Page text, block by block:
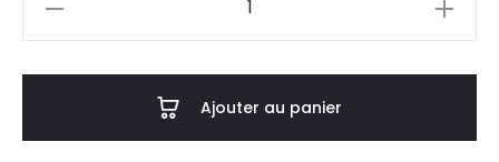
Ajouter au panier